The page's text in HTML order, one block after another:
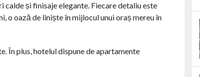
și finisaje elegante. Fiecare detaliu este
o oază de liniște în mijlocul unui oraș mereu în
În plus, hotelul dispune de apartamente